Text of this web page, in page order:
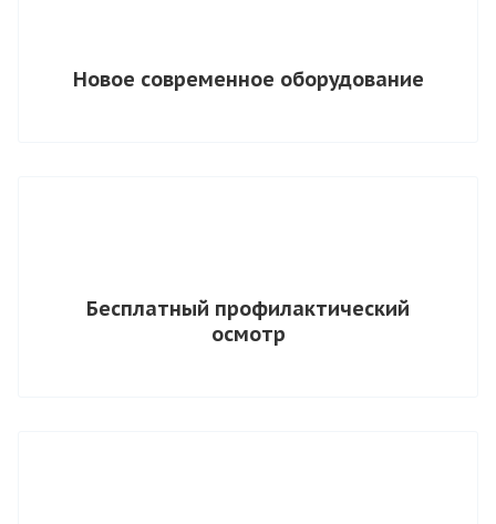
Новое современное оборудование
Бесплатный профилактический
осмотр